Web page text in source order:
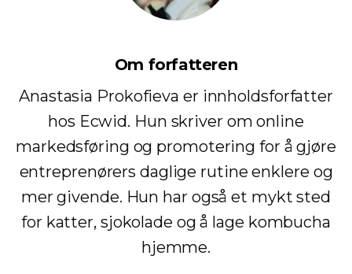
Om forfatteren
Anastasia Prokofieva er innholdsforfatter
hos Ecwid. Hun skriver om online
markedsføring og promotering for å gjøre
entreprenørers daglige rutine enklere og
mer givende. Hun har også et mykt sted
for katter, sjokolade og å lage kombucha
hjemme.